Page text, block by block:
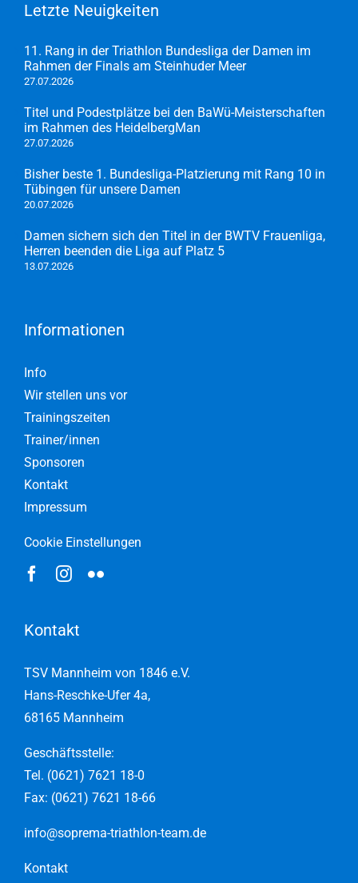
Letzte Neuigkeiten
11. Rang in der Triathlon Bundesliga der Damen im
Rahmen der Finals am Steinhuder Meer
27.07.2026
Titel und Podestplätze bei den BaWü-Meisterschaften
im Rahmen des HeidelbergMan
27.07.2026
Bisher beste 1. Bundesliga-Platzierung mit Rang 10 in
Tübingen für unsere Damen
20.07.2026
Damen sichern sich den Titel in der BWTV Frauenliga,
Herren beenden die Liga auf Platz 5
13.07.2026
Informationen
Info
Wir stellen uns vor
Trainingszeiten
Trainer/innen
Sponsoren
Kontakt
Impressum
Cookie Einstellungen
Kontakt
TSV Mannheim von 1846 e.V.
Hans-Reschke-Ufer 4a,
68165 Mannheim
Geschäftsstelle:
Tel. (0621) 7621 18-0
Fax: (0621) 7621 18-66
info@soprema-triathlon-team.de
Kontakt